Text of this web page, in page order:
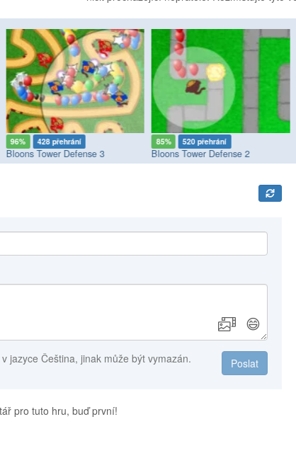
96% 428 přehrání
Bloons Tower Defense 3
85% 520 přehrání
Bloons Tower Defense 2
😄
Poslat
jazyce Čeština, jinak může být vymazán.
pro tuto hru, buď první!